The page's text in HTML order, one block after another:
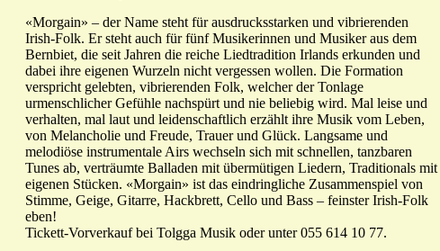
«Morgain» – der Name steht für ausdrucksstarken und vibrierenden
Irish-Folk. Er steht auch für fünf Musikerinnen und Musiker aus dem
Bernbiet, die seit Jahren die reiche Liedtradition Irlands erkunden und
dabei ihre eigenen Wurzeln nicht vergessen wollen. Die Formation
verspricht gelebten, vibrierenden Folk, welcher der Tonlage
urmenschlicher Gefühle nachspürt und nie beliebig wird. Mal leise und
verhalten, mal laut und leidenschaftlich erzählt ihre Musik vom Leben,
von Melancholie und Freude, Trauer und Glück. Langsame und
melodiöse instrumentale Airs wechseln sich mit schnellen, tanzbaren
Tunes ab, verträumte Balladen mit übermütigen Liedern, Traditionals mit
eigenen Stücken. «Morgain» ist das eindringliche Zusammenspiel von
Stimme, Geige, Gitarre, Hackbrett, Cello und Bass – feinster Irish-Folk
eben!
Tickett-Vorverkauf bei Tolgga Musik oder unter 055 614 10 77.